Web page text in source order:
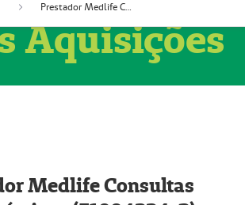
Prestador Medlife Consultas e Diagnósticos (51004334-2)
Aquisições
Medlife Consultas